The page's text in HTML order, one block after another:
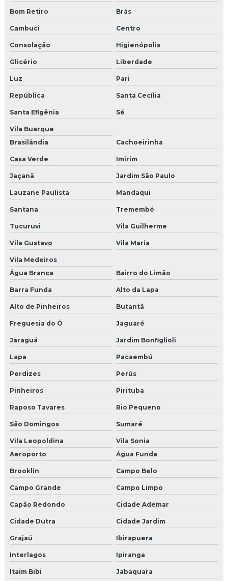
Camisetas personalizadas para eventos
Casting para feiras
Confecção de uniformes para feiras e eventos
Empresas de marketing promocional
Modelos para eventos em sp
Papai noel para eventos
Papai noel para eventos sp
Recepcionistas para eventos corporativos
Soluções para ponto de venda
Uniformes personalizados para eventos
Cenografia para congressos sp
Brindes para o dia das mães preço
Brinde de natal para eventos
Cenografia dia das mães shoppings
Empresa de decoração de natal
Empresas de brindes em sp
Empresa de decoração de natal sp
Agencia produtora de shows
Empresas de eventos congresso
Empresa de shows
Empresa organizadora de eventos corporativos
Empresas de eventos corporativos
Empresas de eventos corporativos sp
Cenografia para eventos corporativos sp
Bom Retiro Brás
Cambuci Centro
Consolação Higienópolis
Glicério Liberdade
Luz Pari
República Santa Cecília
Santa Efigênia Sé
Vila Buarque
Brasilândia
Cachoeirinha
Casa Verde Imirim
Jaçanã Jardim São Paulo
Lauzane Paulista Mandaqui
Santana Tremembé
Tucuruvi Vila Guilherme
Vila Gustavo Vila Maria
Vila Medeiros
Água Branca
Bairro do Limão
Barra Funda Alto da Lapa
Alto de Pinheiros Butantã
Freguesia do Ó Jaguaré
Jaraguá Jardim Bonfiglioli
Lapa Pacaembú
Perdizes Perús
Pinheiros Pirituba
Raposo Tavares Rio Pequeno
São Domingos Sumaré
Vila Leopoldina
Vila Sonia
Aeroporto
Água Funda
Brooklin Campo Belo
Campo Grande Campo Limpo
Capão Redondo Cidade Ademar
Cidade Dutra Cidade Jardim
Grajaú Ibirapuera
Interlagos Ipiranga
Itaim Bibi Jabaquara